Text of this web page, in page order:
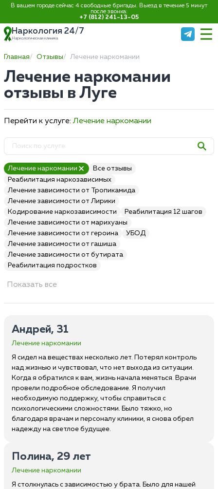
В вашем городе сейчас 4 свободные бригады. Выезд в течение 5 минут
после звонка:
+7 (812) 241-13-05
Наркология 24/7
Наркологическая клиника
Главная Отзывы Лечение наркомании
Лечение наркомании
отзывы в Луге
Перейти к услуге:Лечение наркомании
Лечение наркомании
Все отзывы
Реабилитация наркозависимых
Лечение зависимости от Тропикамида
Лечение зависимости от Лирики
Кодирование наркозависимости
Реабилитация 12 шагов
Лечение зависимости от марихуаны
Лечение зависимости от героина
УБОД
Лечение зависимости от гашиша
Лечение зависимости от бутирата
Реабилитация подростков
Показать все
Андрей, 31
Лечение наркомании
Я сидел на веществах несколько лет. Потерял контроль
над жизнью и чувствовал, что нет выхода из ситуации.
Когда я обратился к вам, жизнь начала меняться. Врачи
провели подробное обследование. Я получил
необходимую поддержку, чтобы справиться с
психологическими сложностями. Было тяжко, но
благодаря врачам и персоналу клиники, я снова обрел
надежду на светлое будущее.
Полина, 29 лет
Лечение наркомании
Я столкнулась с зависимостью у брата. Было для нашей